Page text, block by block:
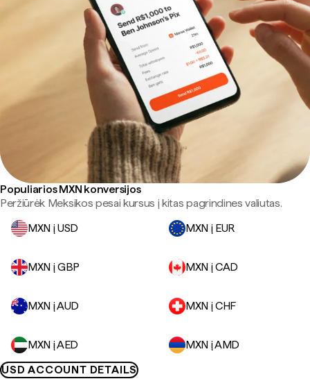
Populiarios MXN konversijos
Peržiūrėk Meksikos pesai kursus į kitas pagrindines valiutas.
MXN į USD
MXN į EUR
MXN į GBP MXN į CAD
MXN į AUD MXN į CHF
MXN į AED
MXN į AMD
USD ACCOUNT DETAILS